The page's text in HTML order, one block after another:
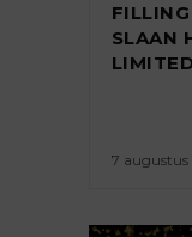
SLAAN
7 augustus